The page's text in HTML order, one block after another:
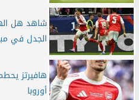
شاهد هل
الجدل في
هافيرتز
أوروبا